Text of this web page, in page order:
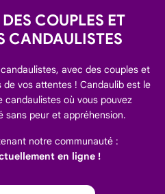
COUPLES ET
CANDAULISTES
avec des couples et
vos attentes ! Candaulib est le
candaulistes où vous pouvez
sans peur et appréhension.
notre communauté :
en ligne !